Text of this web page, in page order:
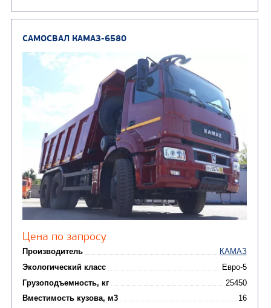
Цена по запросу
Производитель
Экологический класс
Грузоподъемность, кг
Вместимость кузова, м3